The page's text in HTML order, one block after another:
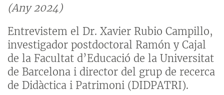
(Any 2024)
Entrevistem el Dr. Xavier Rubio Campillo,
investigador postdoctoral Ramón y Cajal
de la Facultat d’Educació de la Universitat
de Barcelona i director del grup de recerca
de Didàctica i Patrimoni (DIDPATRI).